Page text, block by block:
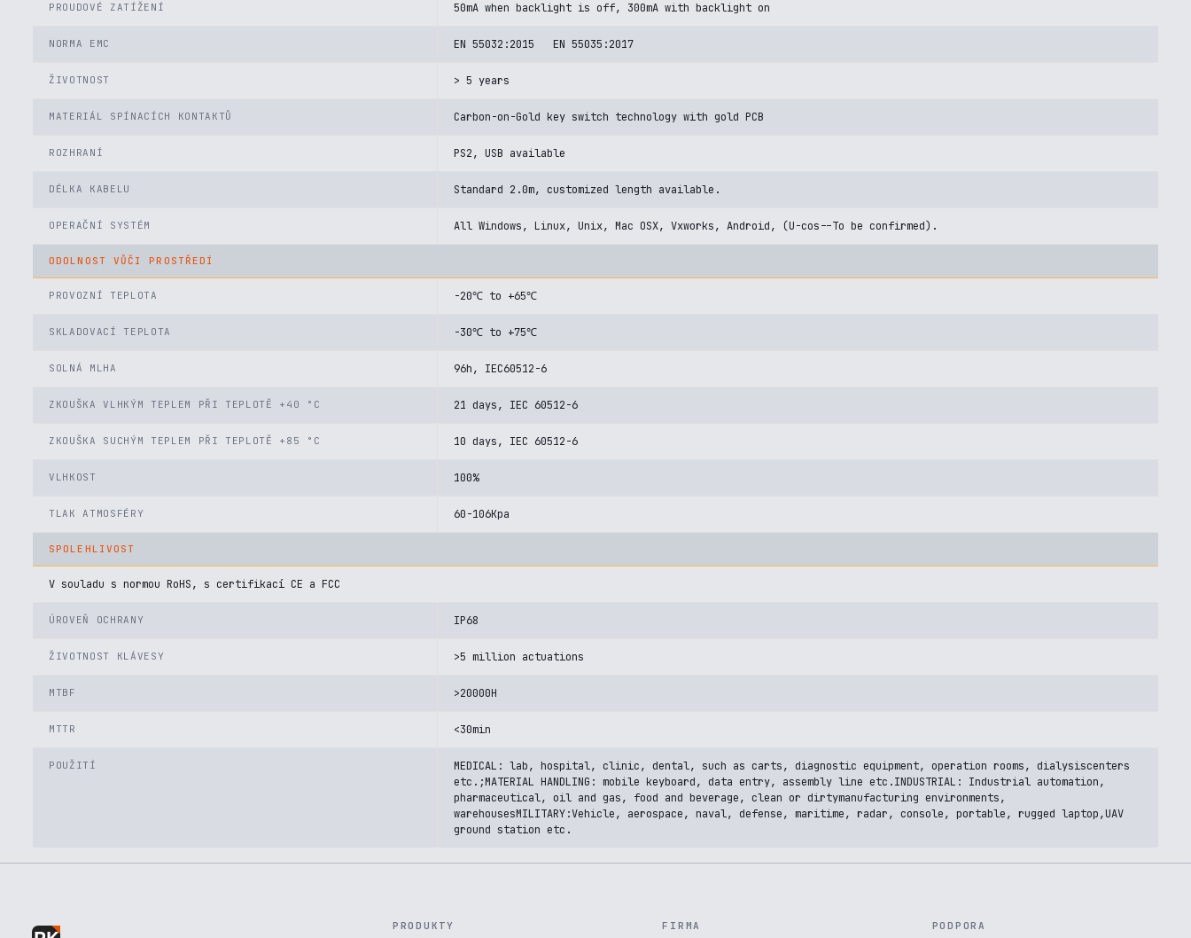
PROUDOVÉ ZATÍŽENÍ 50mA when backlight is off, 300mA with backlight on
NORMA EMC EN 55032:2015 EN 55035:2017
ŽIVOTNOST > 5 years
MATERIÁL SPÍNACÍCH KONTAKTŮ Carbon-on-Gold key switch technology with gold PCB
ROZHRANÍ PS2, USB available
DÉLKA KABELU Standard 2.0m, customized length available.
OPERAČNÍ SYSTÉM All Windows, Linux, Unix, Mac OSX, Vxworks, Android, (U-cos--To be confirmed).
ODOLNOST VŮČI PROSTŘEDÍ
PROVOZNÍ TEPLOTA -20℃ to +65℃
SKLADOVACÍ TEPLOTA -30℃ to +75℃
SOLNÁ MLHA 96h, IEC60512-6
ZKOUŠKA VLHKÝM TEPLEM PŘI TEPLOTĚ +40 °C 21 days, IEC 60512-6
ZKOUŠKA SUCHÝM TEPLEM PŘI TEPLOTĚ +85 °C 10 days, IEC 60512-6
VLHKOST 100%
TLAK ATMOSFÉRY 60-106Kpa
SPOLEHLIVOST
V souladu s normou RoHS, s certifikací CE a FCC
ÚROVEŇ OCHRANY IP68
ŽIVOTNOST KLÁVESY >5 million actuations
MTBF >20000H
MTTR <30min
POUŽITÍ
MEDICAL: lab, hospital, clinic, dental, such as carts, diagnostic equipment, operation rooms, dialysiscenters
etc.;MATERIAL HANDLING: mobile keyboard, data entry, assembly line etc.INDUSTRIAL: Industrial automation,
pharmaceutical, oil and gas, food and beverage, clean or dirtymanufacturing environments,
warehousesMILITARY:Vehicle, aerospace, naval, defense, maritime, radar, console, portable, rugged laptop,UAV
ground station etc.
PRODUKTY FIRMA PODPORA